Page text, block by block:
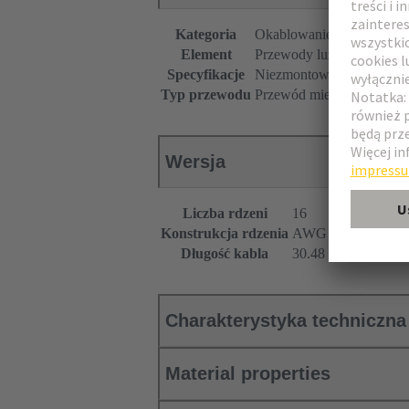
Kategoria
Okablowanie systemowe
Element
Przewody luzem
Specyfikacje
Niezmontowane
Typ przewodu Przewód miedziany
Wersja
Liczba rdzeni
16
Konstrukcja rdzenia AWG 28/7
Długość kabla
30.48 m
Charakterystyka techniczna
Material properties